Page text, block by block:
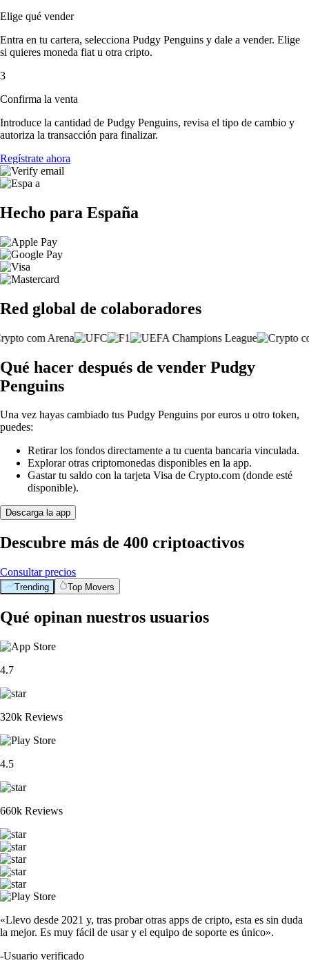
Elige qué vender
Entra en tu cartera, selecciona Pudgy Penguins y dale a vender. Elige
si quieres moneda fiat u otra cripto.
3
Confirma la venta
Introduce la cantidad de Pudgy Penguins, revisa el tipo de cambio y
autoriza la transacción para finalizar.
Regístrate ahora
Hecho para España
Red global de colaboradores
Qué hacer después de vender Pudgy
Penguins
Una vez hayas cambiado tus Pudgy Penguins por euros u otro token,
puedes:
Retirar los fondos directamente a tu cuenta bancaria vinculada.
Explorar otras criptomonedas disponibles en la app.
Gastar tu saldo con la tarjeta Visa de Crypto.com (donde esté
disponible).
Descarga la app
Descubre más de 400 criptoactivos
Consultar precios
Trending Top Movers
Qué opinan nuestros usuarios
4.7
320k Reviews
4.5
660k Reviews
«Llevo desde 2021 y, tras probar otras apps de cripto, esta es sin duda
la mejor. Es muy fácil de usar y el equipo de soporte es único».
-Usuario verificado